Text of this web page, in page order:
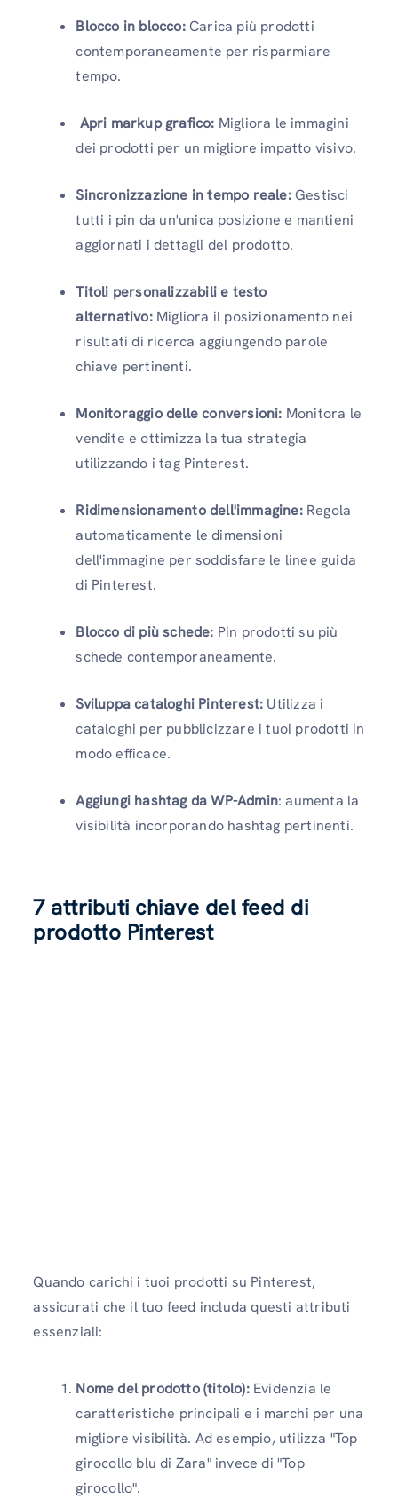
Blocco in blocco: Carica più prodotti
contemporaneamente per risparmiare
tempo.
Apri markup grafico: Migliora le immagini
dei prodotti per un migliore impatto visivo.
Sincronizzazione in tempo reale:Gestisci
tutti i pin da un'unica posizione e mantieni
aggiornati i dettagli del prodotto.
Titoli personalizzabili e testo
alternativo:Migliora il posizionamento nei
risultati di ricerca aggiungendo parole
chiave pertinenti.
Monitoraggio delle conversioni: Monitora le
vendite e ottimizza la tua strategia
utilizzando i tag Pinterest.
Ridimensionamento dell'immagine:Regola
automaticamente le dimensioni
dell'immagine per soddisfare le linee guida
di Pinterest.
Blocco di più schede: Pin prodotti su più
schede contemporaneamente.
Sviluppa cataloghi Pinterest: Utilizza i
cataloghi per pubblicizzare i tuoi prodotti in
modo efficace.
Aggiungi hashtag da WP-Admin: aumenta la
visibilità incorporando hashtag pertinenti.
7 attributi chiave del feed di
prodotto Pinterest
Quando carichi i tuoi prodotti su Pinterest,
assicurati che il tuo feed includa questi attributi
essenziali:
Nome del prodotto (titolo):Evidenzia le
caratteristiche principali e i marchi per una
migliore visibilità. Ad esempio, utilizza "Top
girocollo blu di Zara" invece di "Top
girocollo".